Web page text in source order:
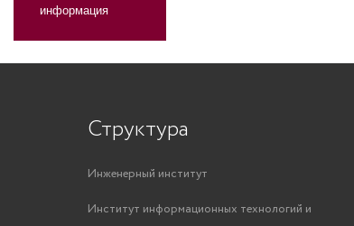
информация
Структура
Инженерный институт
Институт информационных технологий и